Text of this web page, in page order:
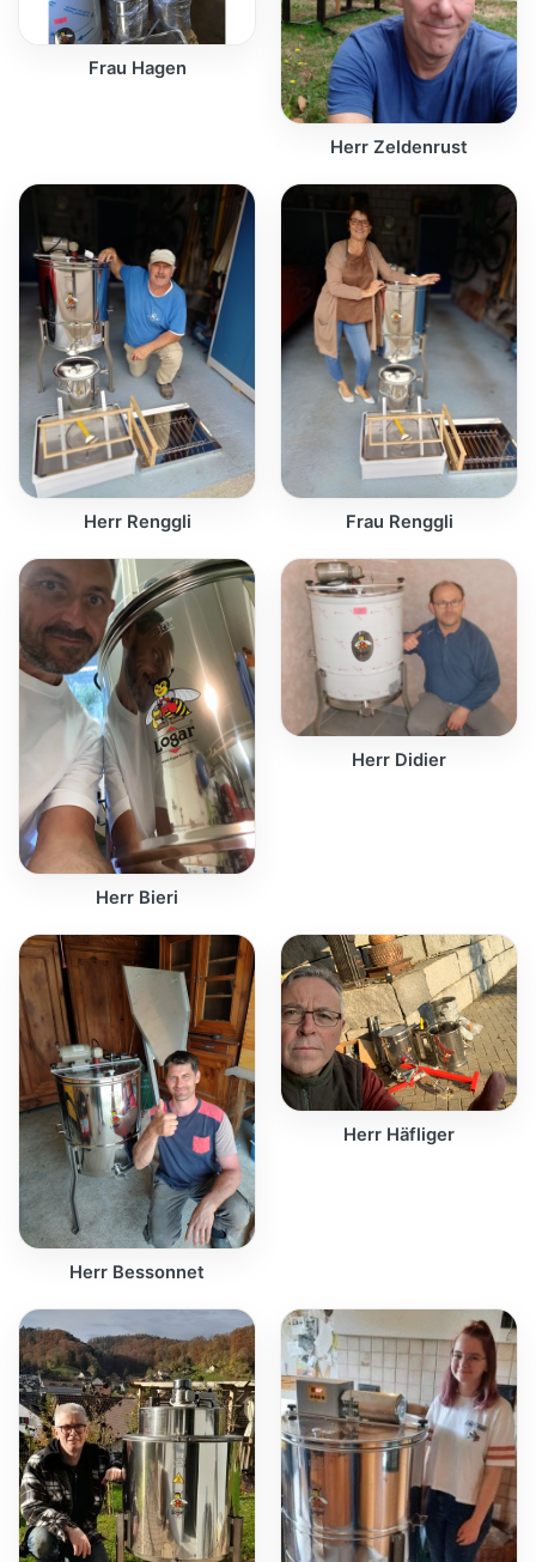
Frau Hagen
Herr Zeldenrust
Herr Renggli Frau Renggli
Herr Bieri
Herr Didier
Herr Bessonnet
Herr Häfliger